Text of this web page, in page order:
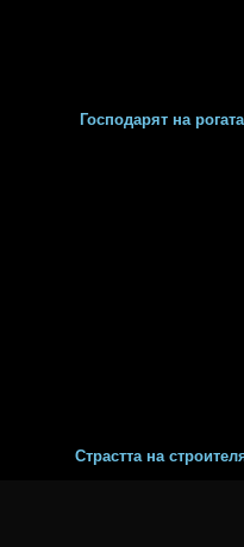
Господарят на
Страстта на